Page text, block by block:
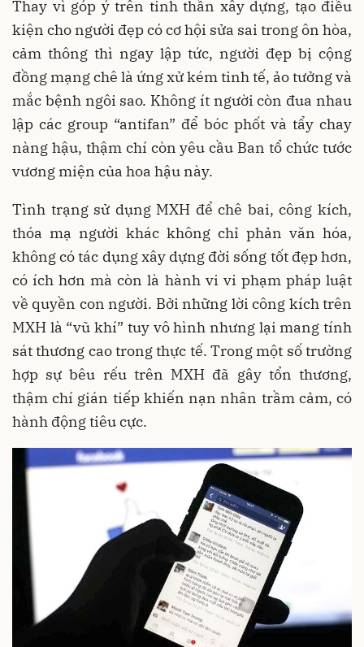
Thay vì góp ý trên tinh thần xây dựng, tạo điều
kiện cho người đẹp có cơ hội sửa sai trong ôn hòa,
cảm thông thì ngay lập tức, người đẹp bị cộng
đồng mạng chê là ứng xử kém tinh tế, ảo tưởng và
mắc bệnh ngôi sao. Không ít người còn đua nhau
lập các group “antifan” để bóc phốt và tẩy chay
nàng hậu, thậm chí còn yêu cầu Ban tổ chức tước
vương miện của hoa hậu này.
Tình trạng sử dụng MXH để chê bai, công kích,
thóa mạ người khác không chỉ phản văn hóa,
không có tác dụng xây dựng đời sống tốt đẹp hơn,
có ích hơn mà còn là hành vi vi phạm pháp luật
về quyền con người. Bởi những lời công kích trên
MXH là “vũ khí” tuy vô hình nhưng lại mang tính
sát thương cao trong thực tế. Trong một số trường
hợp sự bêu rếu trên MXH đã gây tổn thương,
thậm chí gián tiếp khiến nạn nhân trầm cảm, có
hành động tiêu cực.